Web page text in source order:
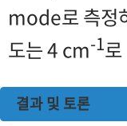
mode로 측정
도는 4 cm-1
결과 및 토론